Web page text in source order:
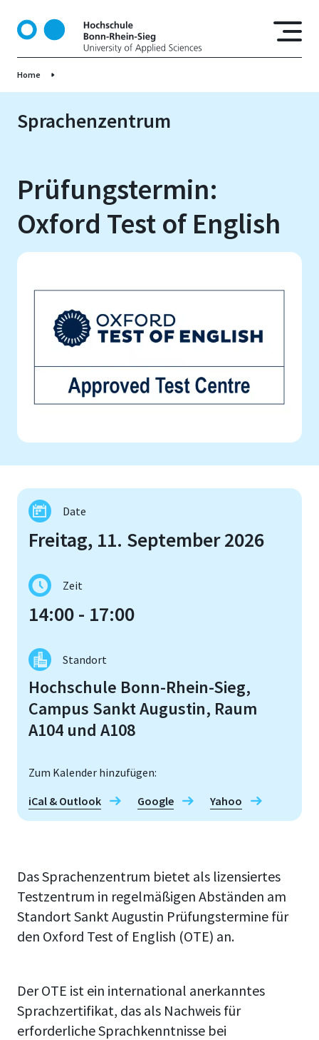
t
Home
Sprachenzentrum
Prüfungstermin:
Oxford Test of English
Date
Freitag, 11. September 2026
Zeit
14:00 - 17:00
Standort
Hochschule Bonn-Rhein-Sieg,
Campus Sankt Augustin, Raum
A104 und A108
Zum Kalender hinzufügen:
iCal & Outlook
Google Yahoo
Das Sprachenzentrum bietet als lizensiertes
Testzentrum in regelmäßigen Abständen am
Standort Sankt Augustin Prüfungstermine für
den Oxford Test of English (OTE) an.
Der OTE ist ein international anerkanntes
Sprachzertifikat, das als Nachweis für
erforderliche Sprachkenntnisse bei